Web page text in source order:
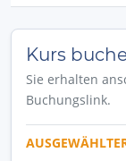
Kurs
Sie erhalten
Buchungslink.